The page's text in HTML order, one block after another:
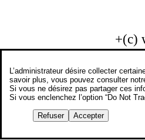
+(c)
L’administrateur désire collecter
savoir plus, vous pouvez consulter
Si vous ne désirez pas partager ces
Si vous enclenchez l’option “Do Not
Refuser Accepter